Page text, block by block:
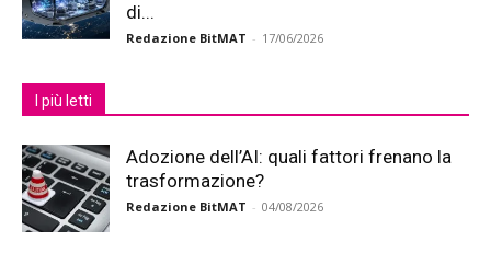
di...
Redazione BitMAT - 17/06/2026
I più letti
Adozione dell’AI: quali fattori frenano la
trasformazione?
Redazione BitMAT - 04/08/2026